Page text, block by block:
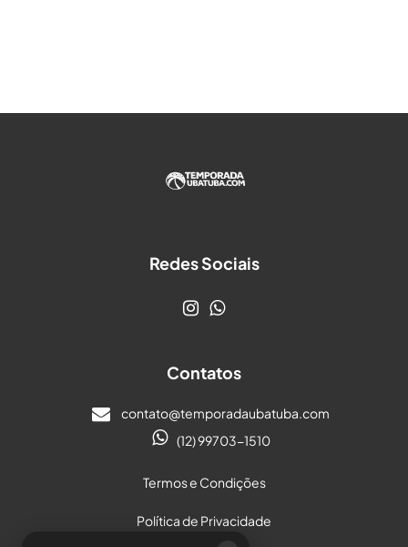
Redes Sociais
Contatos
contato@temporadaubatuba.com
(12) 99703-1510
Termos e Condições
Política de Privacidade